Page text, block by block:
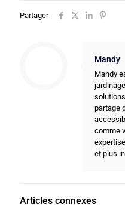
Partager
Mandy
Mandy
partage
comme
et plus
Articles connexes